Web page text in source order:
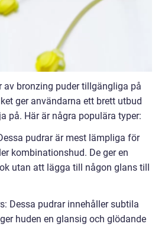
av bronzing puder tillgängliga på
ger användarna ett brett utbud
på. Här är några populära typer:
pudrar är mest lämpliga för
kombinationshud. De ger en
utan att lägga till någon glans till
Dessa pudrar innehåller subtila
huden en glansig och glödande